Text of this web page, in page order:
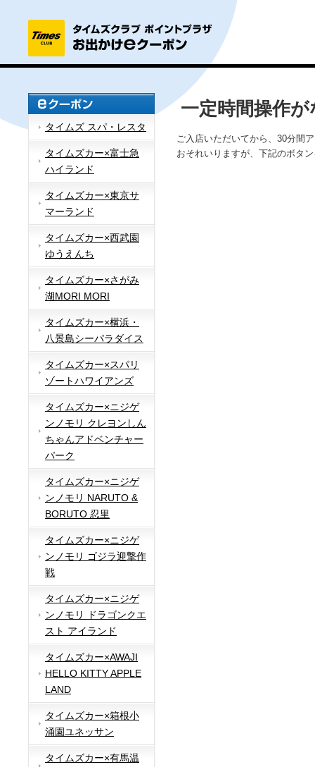
タイムズ スパ・レスタ
タイムズカー×富士急
ハイランド
タイムズカー×東京サ
マーランド
タイムズカー×西武園
ゆうえんち
タイムズカー×さがみ
湖MORI MORI
タイムズカー×横浜・
八景島シーパラダイス
タイムズカー×スパリ
ゾートハワイアンズ
タイムズカー×ニジゲ
ンノモリ クレヨンしん
ちゃんアドベンチャー
パーク
タイムズカー×ニジゲ
ンノモリ NARUTO &
BORUTO 忍里
タイムズカー×ニジゲ
ンノモリ ゴジラ迎撃作
戦
タイムズカー×ニジゲ
ンノモリ ドラゴンクエ
スト アイランド
タイムズカー×AWAJI
HELLO KITTY APPLE
LAND
タイムズカー×箱根小
涌園ユネッサン
タイムズカー×有馬温
一定時間操作
ご入店いただいてから、30分間
おそれいりますが、下記のボタ